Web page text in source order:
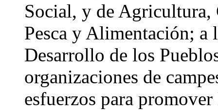
Social, y de Agricultura,
Pesca y Alimentación;
Desarrollo de los
organizaciones de
esfuerzos para